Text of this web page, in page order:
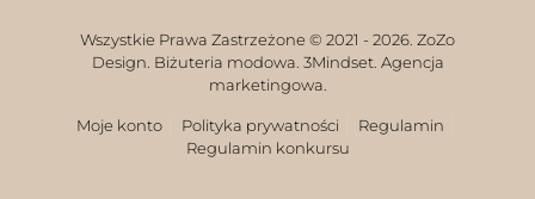
Wszystkie Prawa Zastrzeżone © 2021 - 2026. ZoZo
Design. Biżuteria modowa. 3Mindset. Agencja
marketingowa.
Moje konto Polityka prywatności
Regulamin
Regulamin konkursu